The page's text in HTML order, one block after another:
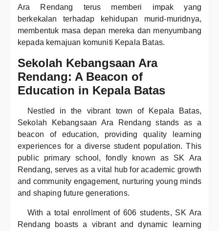
Ara Rendang terus memberi impak yang
berkekalan terhadap kehidupan murid-muridnya,
membentuk masa depan mereka dan menyumbang
kepada kemajuan komuniti Kepala Batas.
Sekolah Kebangsaan Ara
Rendang: A Beacon of
Education in Kepala Batas
Nestled in the vibrant town of Kepala Batas,
Sekolah Kebangsaan Ara Rendang stands as a
beacon of education, providing quality learning
experiences for a diverse student population. This
public primary school, fondly known as SK Ara
Rendang, serves as a vital hub for academic growth
and community engagement, nurturing young minds
and shaping future generations.
With a total enrollment of 606 students, SK Ara
Rendang boasts a vibrant and dynamic learning